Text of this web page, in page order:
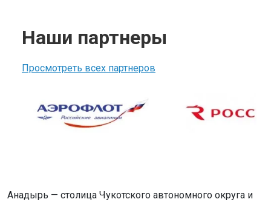
Наши партнеры
Просмотреть всех партнеров
Анадырь — столица Чукотского автономного округа и